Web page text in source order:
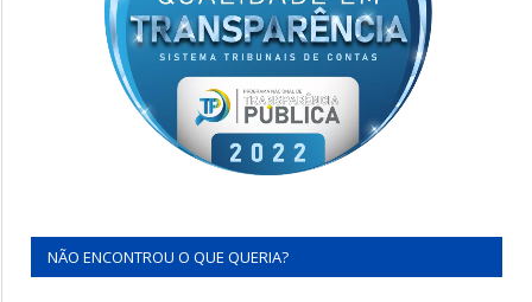
NÃO ENCONTROU O QUE QUERIA?